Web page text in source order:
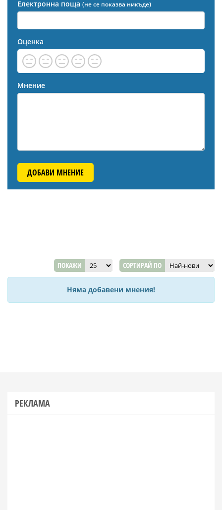
Електронна поща (не се показва никъде)
Оценка
Мнение
ДОБАВИ МНЕНИЕ
ПОКАЖИ СОРТИРАЙ ПО
Няма добавени мнения!
РЕКЛАМА